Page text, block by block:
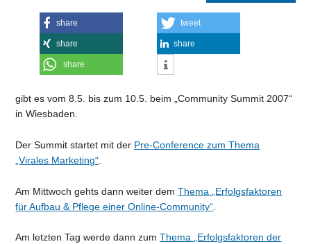
share tweet
share share
share
gibt es vom 8.5. bis zum 10.5. beim „Community Summit 2007“
in Wiesbaden.
Der Summit startet mit der Pre-Conference zum Thema
„Virales Marketing“
Am Mittwoch gehts dann weiter demThema „Erfolgsfaktoren
für Aufbau & Pflege einer Online-Community“
Am letzten Tag werde dann zumThema „Erfolgsfaktoren der